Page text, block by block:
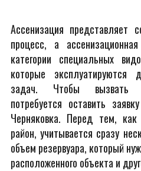
Ассенизация представляет
процесс, а
категории специальных
которые эксплуатируются
задач. Чтобы вызвать
потребуется оставить
Черняковка. Перед тем,
район, учитывается сразу
объем резервуара, который
расположенного объекта и